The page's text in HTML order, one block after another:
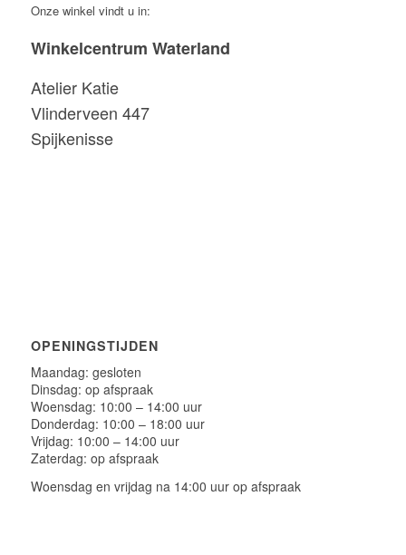
Onze winkel vindt u in:
Winkelcentrum Waterland
Atelier Katie
Vlinderveen 447
Spijkenisse
OPENINGSTIJDEN
Maandag: gesloten
Dinsdag: op afspraak
Woensdag: 10:00 – 14:00 uur
Donderdag: 10:00 – 18:00 uur
Vrijdag: 10:00 – 14:00 uur
Zaterdag: op afspraak
Woensdag en vrijdag na 14:00 uur op afspraak